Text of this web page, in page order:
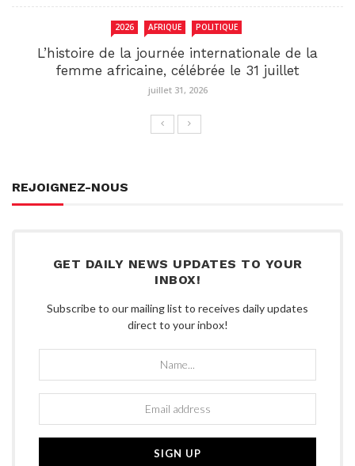
2026 AFRIQUE POLITIQUE
L’histoire de la journée internationale de la
femme africaine, célébrée le 31 juillet
juillet 31, 2026
REJOIGNEZ-NOUS
GET DAILY NEWS UPDATES TO YOUR
INBOX!
Subscribe to our mailing list to receives daily updates
direct to your inbox!